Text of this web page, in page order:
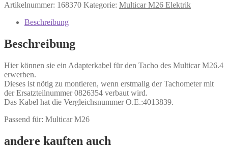
Artikelnummer: 168370 Kategorie: Multicar M26 Elektrik
Beschreibung
Beschreibung
Hier können sie ein Adapterkabel für den Tacho des Multicar M26.4
erwerben.
Dieses ist nötig zu montieren, wenn erstmalig der Tachometer mit
der Ersatzteilnummer 0826354 verbaut wird.
Das Kabel hat die Vergleichsnummer O.E.:4013839.
Passend für: Multicar M26
andere kauften auch